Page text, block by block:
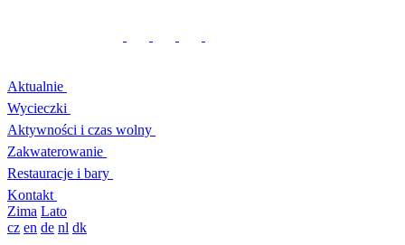
Aktualnie
Wycieczki
Aktywności i czas wolny
Zakwaterowanie
Restauracje i bary
Kontakt
Zima Lato
cz en de nl dk